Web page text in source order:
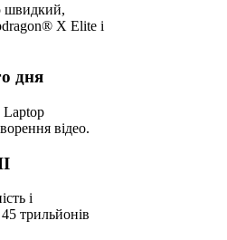
швидкий,
X Elite і
дня
Laptop
відео.
і
трильйонів